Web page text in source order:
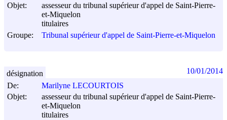
Objet:
assesseur du tribunal supérieur d'appel de Saint-Pierre-
et-Miquelon
titulaires
Groupe:
Tribunal supérieur d'appel de Saint-Pierre-et-Miquelon
De:
Marilyne LECOURTOIS
Objet:
assesseur du tribunal supérieur d'appel de Saint-Pierre-
et-Miquelon
titulaires
désignation 10/01/2014